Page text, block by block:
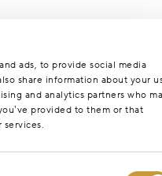
ads, to provide social media
share information about your
and analytics partners who
provided to them or that
services.